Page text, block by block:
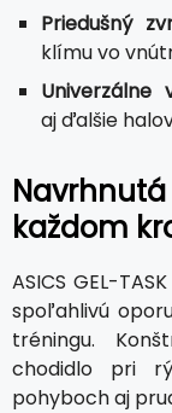
Priedušný
klímu vo
Univerzálne
aj ďalšie
každom
ASICS GEL-
spoľahlivú
tréningu.
chodidlo pri
pohyboch aj